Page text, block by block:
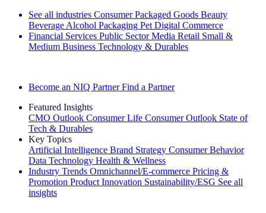
See all industries Consumer Packaged Goods Beauty
Beverage Alcohol Packaging Pet Digital Commerce
Financial Services Public Sector Media Retail Small &
Medium Business Technology & Durables
Become an NIQ Partner Find a Partner
Featured Insights
CMO Outlook Consumer Life Consumer Outlook State of
Tech & Durables
Key Topics
Artificial Intelligence Brand Strategy Consumer Behavior
Data Technology Health & Wellness
Industry Trends Omnichannel/E-commerce Pricing &
Promotion Product Innovation Sustainability/ESG See all
insights